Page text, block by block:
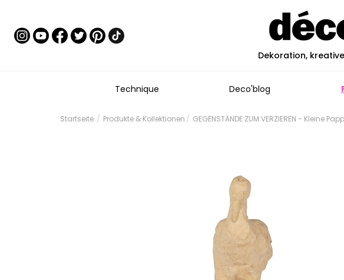
Dekoration,
Technique Deco'blog
Startseite Produkte & Kollektionen GEGENSTÄNDE ZUM VERZIEREN - Kleine